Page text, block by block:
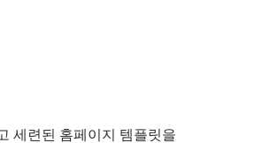
세련된 홈페이지 템플릿을